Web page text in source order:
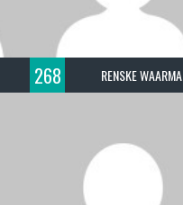
268 RENSKE WAARMA